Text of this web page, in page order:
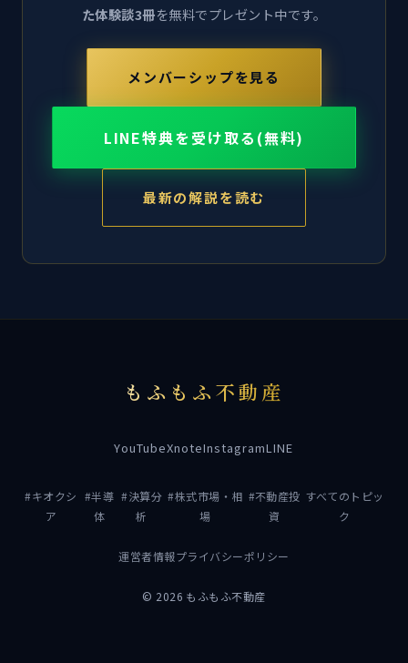
た体験談3冊を無料でプレゼント中です。
メンバーシップを見る
LINE特典を受け取る(無料)
最新の解説を読む
もふもふ不動産
YouTubeXnoteInstagramLINE
#キオクシ
ア
#半導
体
#決算分
析
#株式市場・相
場
#不動産投
資
すべてのトピッ
ク
運営者情報プライバシーポリシー
© 2026 もふもふ不動産